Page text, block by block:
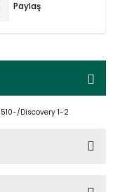
Paylaş
Discovery 1-2